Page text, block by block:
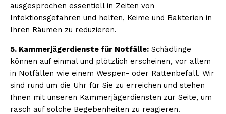
ausgesprochen essentiell in Zeiten von
Infektionsgefahren und helfen, Keime und Bakterien in
Ihren Räumen zu reduzieren.
5. Kammerjägerdienste für Notfälle: Schädlinge
können auf einmal und plötzlich erscheinen, vor allem
in Notfällen wie einem Wespen- oder Rattenbefall. Wir
sind rund um die Uhr für Sie zu erreichen und stehen
Ihnen mit unseren Kammerjägerdiensten zur Seite, um
rasch auf solche Begebenheiten zu reagieren.